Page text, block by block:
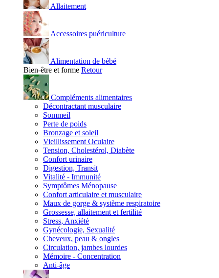
Allaitement
Accessoires puériculture
Alimentation de bébé
Bien-être et forme Retour
Compléments alimentaires
Décontractant musculaire
Sommeil
Perte de poids
Bronzage et soleil
Vieillissement Oculaire
Tension, Cholestérol, Diabète
Confort urinaire
Digestion, Transit
Vitalité - Immunité
Symptômes Ménopause
Confort articulaire et musculaire
Maux de gorge & système respiratoire
Grossesse, allaitement et fertilité
Stress, Anxiété
Gynécologie, Sexualité
Cheveux, peau & ongles
Circulation, jambes lourdes
Mémoire - Concentration
Anti-âge